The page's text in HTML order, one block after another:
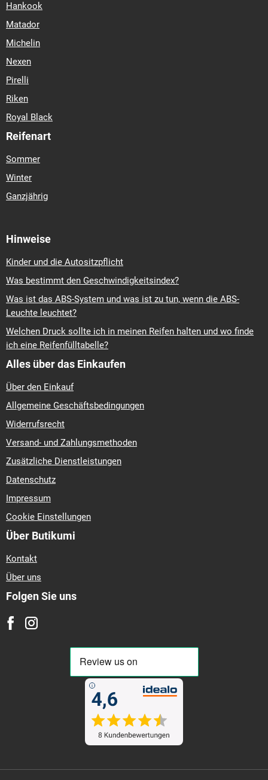
Hankook
Matador
Michelin
Nexen
Pirelli
Riken
Royal Black
Reifenart
Sommer
Winter
Ganzjährig
Hinweise
Kinder und die Autositzpflicht
Was bestimmt den Geschwindigkeitsindex?
Was ist das ABS-System und was ist zu tun, wenn die ABS-
Leuchte leuchtet?
Welchen Druck sollte ich in meinen Reifen halten und wo finde
ich eine Reifenfülltabelle?
Alles über das Einkaufen
Über den Einkauf
Allgemeine Geschäftsbedingungen
Widerrufsrecht
Versand- und Zahlungsmethoden
Zusätzliche Dienstleistungen
Datenschutz
Impressum
Cookie Einstellungen
Über Butikumi
Kontakt
Über uns
Folgen Sie uns